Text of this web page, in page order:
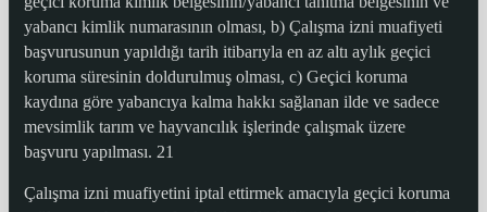
yabancı kimlik numarasının olması, b) Çalışma izni muafiyeti
başvurusunun yapıldığı tarih itibarıyla en az altı aylık geçici
koruma süresinin doldurulmuş olması, c) Geçici koruma
kaydına göre yabancıya kalma hakkı sağlanan ilde ve sadece
mevsimlik tarım ve hayvancılık işlerinde çalışmak üzere
başvuru yapılması. 21
Çalışma izni muafiyetini iptal ettirmek amacıyla geçici koruma